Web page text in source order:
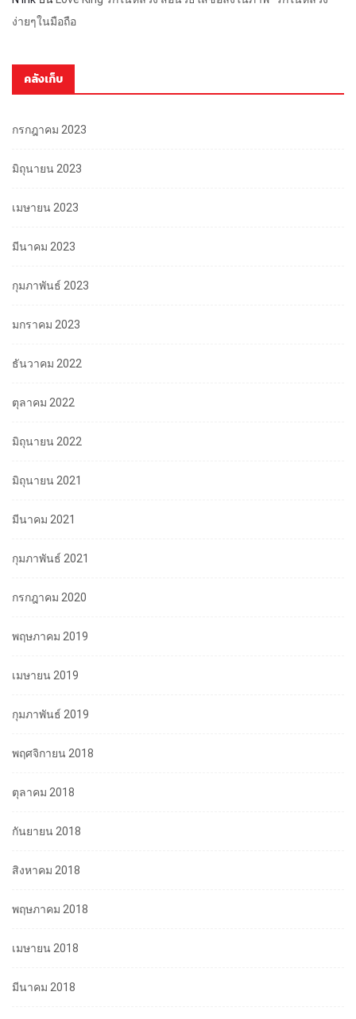
ง่ายๆในมือถือ
คลังเก็บ
กรกฎาคม 2023
มิถุนายน 2023
เมษายน 2023
มีนาคม 2023
กุมภาพันธ์ 2023
มกราคม 2023
ธันวาคม 2022
ตุลาคม 2022
มิถุนายน 2022
มิถุนายน 2021
มีนาคม 2021
กุมภาพันธ์ 2021
กรกฎาคม 2020
พฤษภาคม 2019
เมษายน 2019
กุมภาพันธ์ 2019
พฤศจิกายน 2018
ตุลาคม 2018
กันยายน 2018
สิงหาคม 2018
พฤษภาคม 2018
เมษายน 2018
มีนาคม 2018